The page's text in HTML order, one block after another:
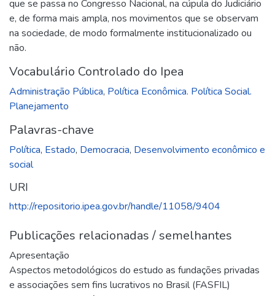
que se passa no Congresso Nacional, na cúpula do Judiciário
e, de forma mais ampla, nos movimentos que se observam
na sociedade, de modo formalmente institucionalizado ou
não.
Vocabulário Controlado do Ipea
Administração Pública, Política Econômica. Política Social.
Planejamento
Palavras-chave
Política, Estado, Democracia, Desenvolvimento econômico e
social
URI
http://repositorio.ipea.gov.br/handle/11058/9404
Publicações relacionadas / semelhantes
Apresentação
Aspectos metodológicos do estudo as fundações privadas
e associações sem fins lucrativos no Brasil (FASFIL)